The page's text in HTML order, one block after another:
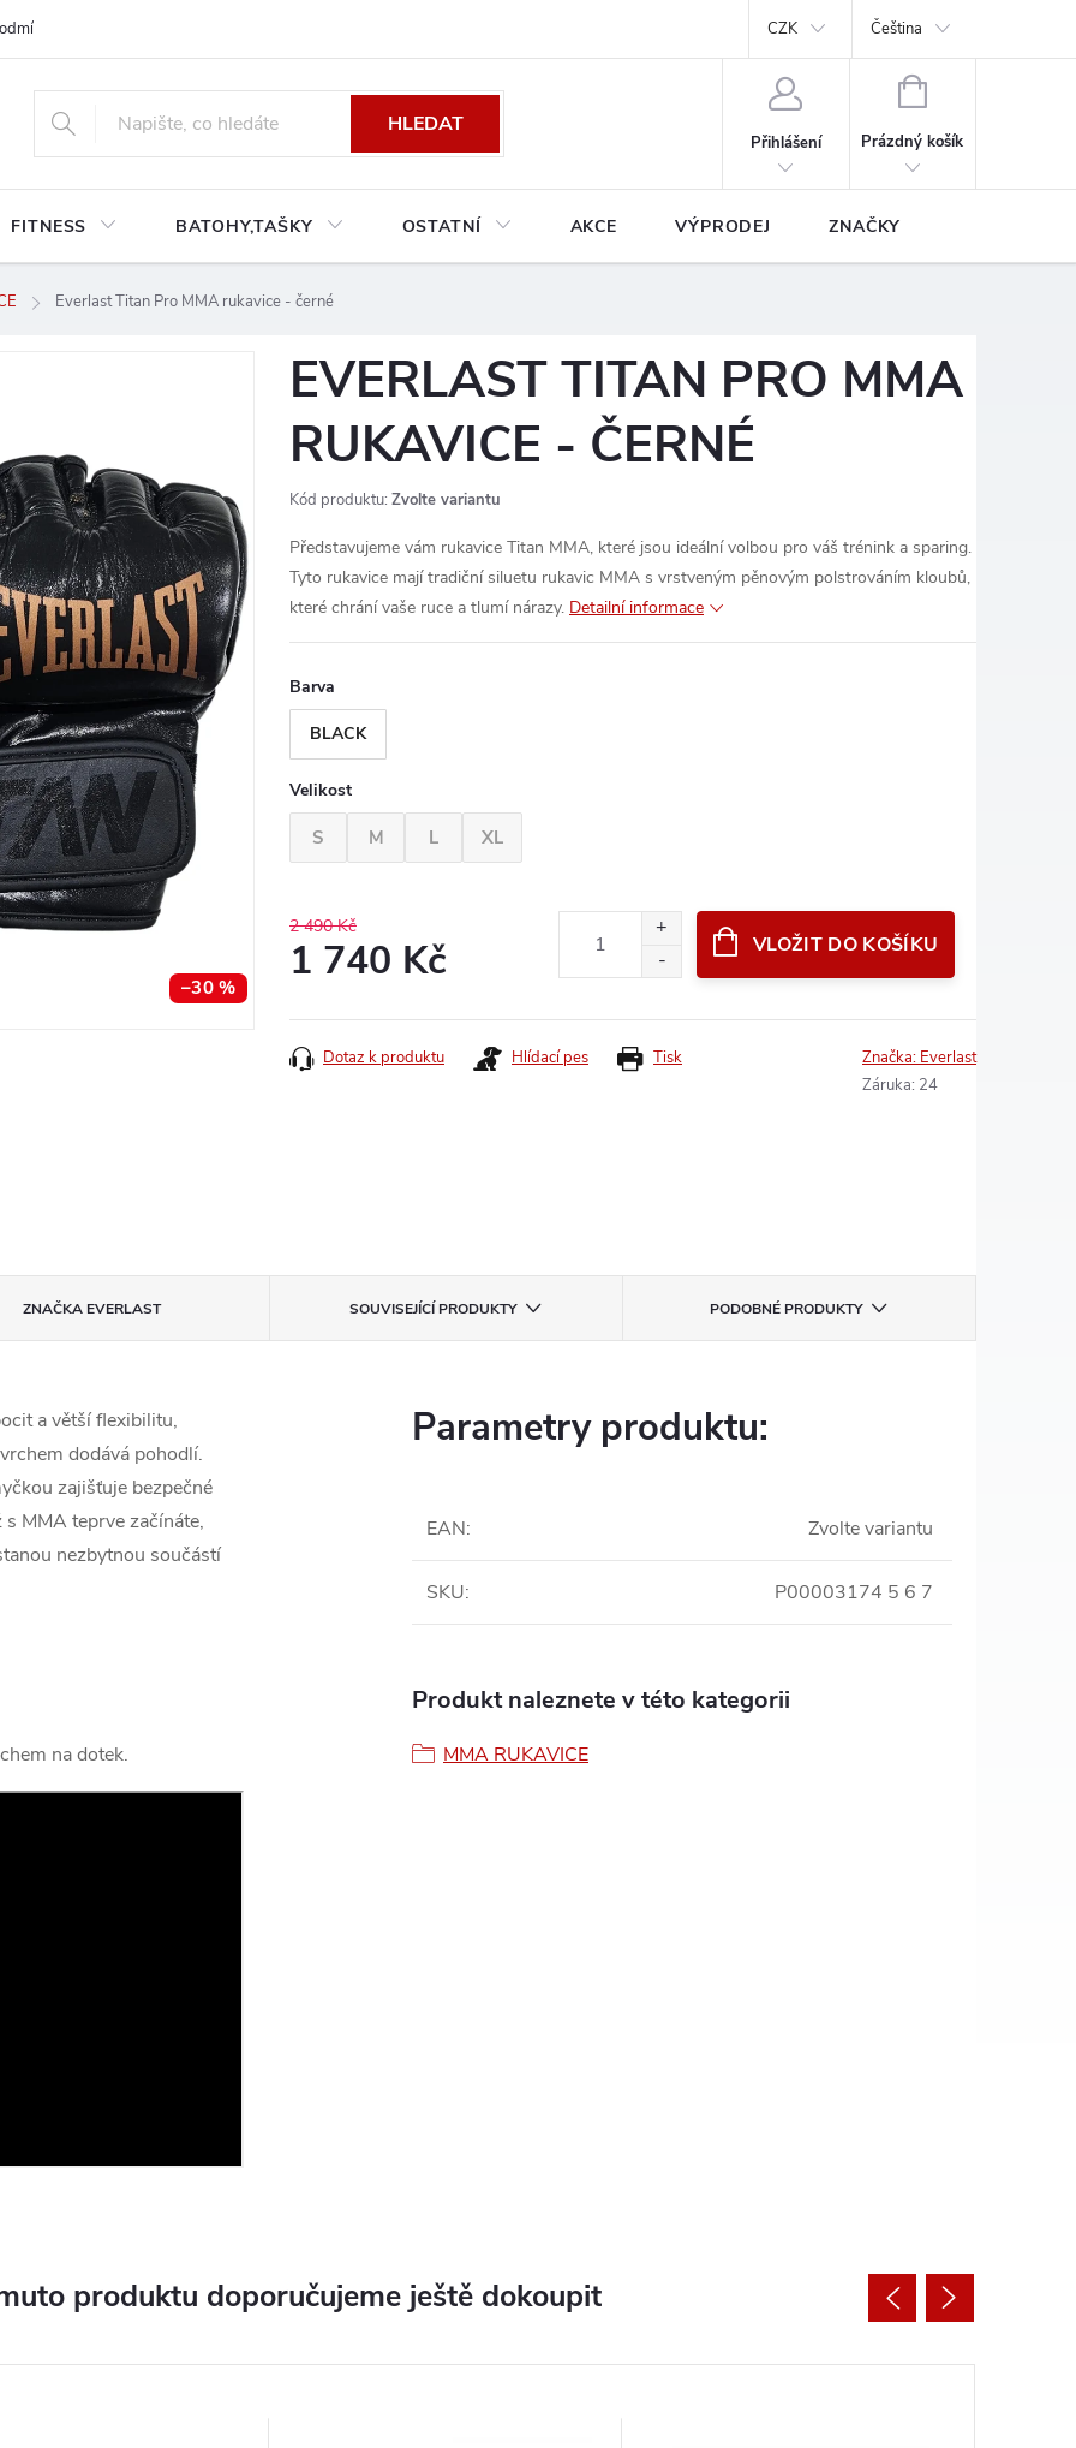
platné pro Českou a Slovenskou republiku Podmínky ochrany osobních údajů Prodávané značky
CZK Čeština
HLEDAT
Přihlášení
NÁKUPNÍ
Prázdný košík
FITNESS BATOHY,TAŠKY OSTATNÍ AKCE VÝPRODEJ ZNAČKY
Everlast Titan Pro MMA rukavice - černé
–30 %
EVERLAST TITAN PRO MMA
RUKAVICE - ČERNÉ
Kód produktu: Zvolte variantu
Představujeme vám rukavice Titan MMA, které jsou ideální volbou pro váš trénink a sparing.
Tyto rukavice mají tradiční siluetu rukavic MMA s vrstveným pěnovým polstrováním kloubů,
které chrání vaše ruce a tlumí nárazy. Detailní informace
Barva
BLACK
Velikost
S M L XL
2 490 Kč
1 740 Kč
cena:
VLOŽIT DO KOŠÍKU
Tisk
Dotaz k produktu Hlídací pes Značka: Everlast
Záruka: 24
ZNAČKA EVERLAST SOUVISEJÍCÍ PRODUKTY PODOBNÉ PRODUKTY
a větší flexibilitu,
dodává pohodlí.
zajišťuje bezpečné
MMA teprve začínáte,
nezbytnou součástí
na dotek.
Parametry produktu:
EAN: Zvolte variantu
SKU: P00003174 5 6 7
Produkt naleznete v této kategorii
MMA RUKAVICE
produktu doporučujeme ještě dokoupit